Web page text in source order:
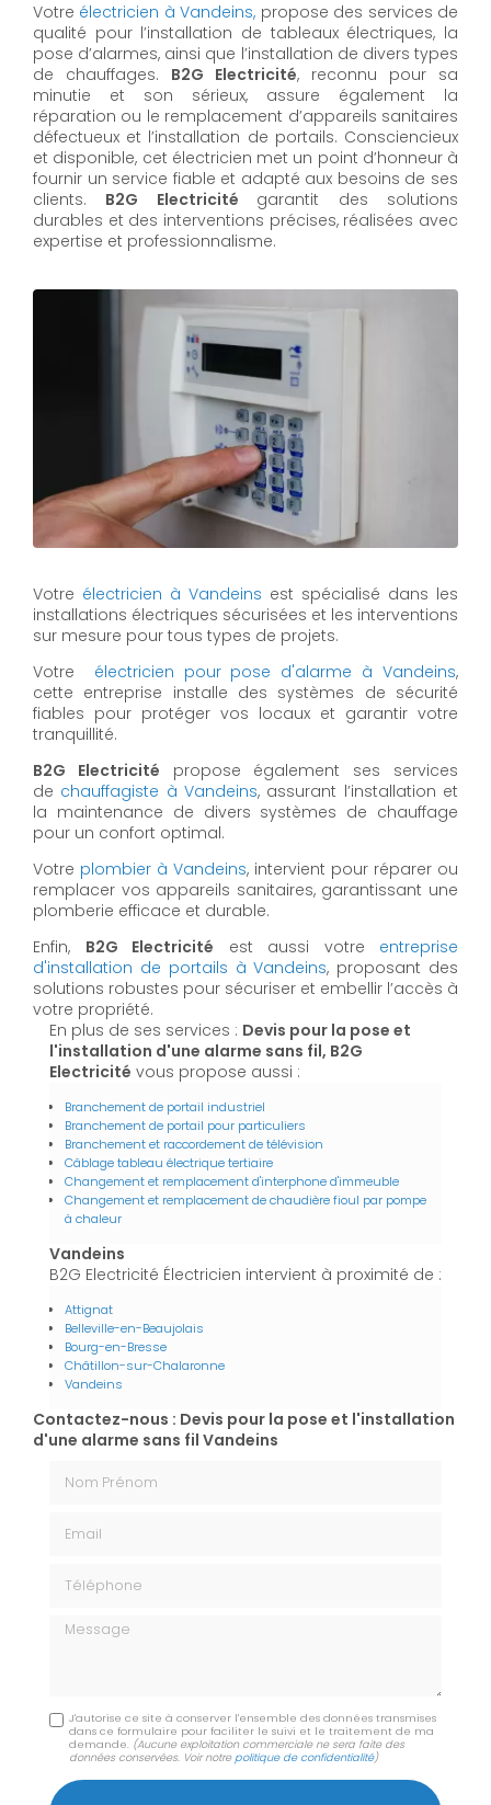
Votre électricien à Vandeins, propose des services de
qualité pour l’installation de tableaux électriques, la
pose d’alarmes, ainsi que l’installation de divers types
de chauffages. B2G Electricité, reconnu pour sa
minutie et son sérieux, assure également la
réparation ou le remplacement d’appareils sanitaires
défectueux et l’installation de portails. Consciencieux
et disponible, cet électricien met un point d’honneur à
fournir un service fiable et adapté aux besoins de ses
clients. B2G Electricité garantit des solutions
durables et des interventions précises, réalisées avec
expertise et professionnalisme.
Votre électricien à Vandeins est spécialisé dans les
installations électriques sécurisées et les interventions
sur mesure pour tous types de projets.
Votre électricien pour pose d'alarme à Vandeins,
cette entreprise installe des systèmes de sécurité
fiables pour protéger vos locaux et garantir votre
tranquillité.
B2G Electricité propose également ses services
de chauffagiste à Vandeins, assurant l’installation et
la maintenance de divers systèmes de chauffage
pour un confort optimal.
Votre plombier à Vandeins, intervient pour réparer ou
remplacer vos appareils sanitaires, garantissant une
plomberie efficace et durable.
Enfin, B2G Electricité est aussi votre entreprise
d'installation de portails à Vandeins, proposant des
solutions robustes pour sécuriser et embellir l’accès à
votre propriété.
En plus de ses services : Devis pour la pose et
l'installation d'une alarme sans fil, B2G
Electricité vous propose aussi :
Branchement de portail industriel
Branchement de portail pour particuliers
Branchement et raccordement de télévision
Câblage tableau électrique tertiaire
Changement et remplacement d'interphone d'immeuble
Changement et remplacement de chaudière fioul par pompe
à chaleur
Vandeins
B2G Electricité Électricien intervient à proximité de :
Attignat
Belleville-en-Beaujolais
Bourg-en-Bresse
Châtillon-sur-Chalaronne
Vandeins
Contactez-nous : Devis pour la pose et l'installation
d'une alarme sans fil Vandeins
Message
J'autorise ce site à conserver l'ensemble des données transmises
dans ce formulaire pour faciliter le suivi et le traitement de ma
demande. (Aucune exploitation commerciale ne sera faite des
données conservées. Voir notrepolitique de confidentialité)